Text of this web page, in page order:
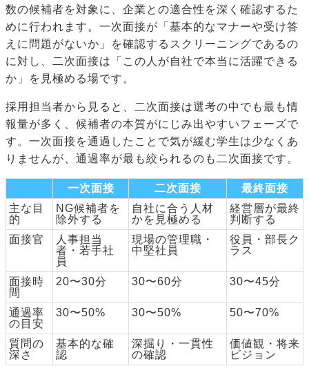
数の候補者を対象に、企業との適合性を深く確認するた
めに行われます。一次面接が「基本的なマナーや受け答
えに問題がないか」を確認するスクリーニングであるの
に対し、二次面接は「この人が自社で本当に活躍できる
か」を見極める場です。
採用担当者から見ると、二次面接は選考の中でも最も情
報量が多く、候補者の本質がにじみ出やすいフェーズで
す。一次面接を通過したことで気が緩む学生は少なくあ
りませんが、通過率が最も絞られるのも二次面接です。
一次面接 二次面接
最終面接
主な目
的
NG候補者を
除外する
自社に合う人材
かを見極める
経営層が最終
判断する
面接官
人事担当
者・若手社
員
現場の管理職・
中堅社員
役員・部長ク
ラス
面接時
間
20〜30分 30〜60分 30〜45分
通過率
の目安
30〜50% 30〜50% 50〜70%
質問の
深さ
基本的な確
認
深掘り・一貫性
の確認
価値観・将来
ビジョン